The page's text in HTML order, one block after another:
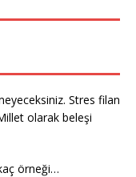
Stres filan
olarak beleşi
örneği…